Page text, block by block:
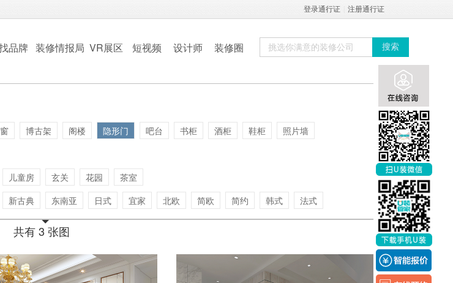
注册通行证
登录通行证
品牌 装修情报局 VR展区 短视频 设计师 装修圈 搜索
博古架 阁楼 隐形门 吧台 书柜 酒柜 鞋柜
照片墙
儿童房 玄关 花园 茶室
新古典 东南亚 日式 宜家 北欧 简欧 简约 韩式 法式
共有 3 张图